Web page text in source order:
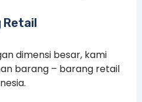
Retail
dimensi besar, kami
barang – barang retail